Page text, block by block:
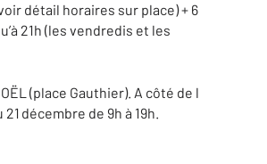
détail horaires sur place) + 6
21h (les vendredis et les
(place Gauthier). A côté de l
21 décembre de 9h à 19h.